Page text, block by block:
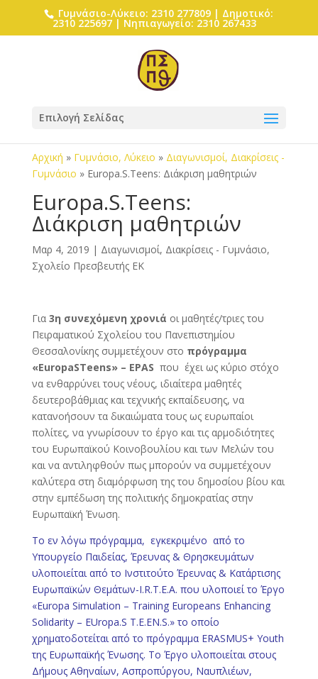
Γυμνάσιο-Λύκειο: 2310 277809 | Δημοτικό:
2310 225697 | Νηπιαγωγείο: 2310 267433
Επιλογή Σελίδας
Αρχική » Γυμνάσιο, Λύκειο » Διαγωνισμοί, Διακρίσεις -
Γυμνάσιο » Europa.S.Teens: Διάκριση μαθητριών
Europa.S.Teens:
Διάκριση μαθητριών
Μαρ 4, 2019 | Διαγωνισμοί, Διακρίσεις - Γυμνάσιο,
Σχολείο Πρεσβευτής ΕΚ
Για 3η συνεχόμενη χρονιά οι μαθητές/τριες του
Πειραματικού Σχολείου του Πανεπιστημίου
Θεσσαλονίκης συμμετέχουν στο πρόγραμμα
«EuropaSTeens» – EPAS που έχει ως κύριο στόχο
να ενθαρρύνει τους νέους, ιδιαίτερα μαθητές
δευτεροβάθμιας και τεχνικής εκπαίδευσης, να
κατανοήσουν τα δικαιώματα τους ως ευρωπαίοι
πολίτες, να γνωρίσουν το έργο και τις αρμοδιότητες
του Ευρωπαϊκού Κοινοβουλίου και των Μελών του
και να αντιληφθούν πως μπορούν να συμμετέχουν
καλύτερα στη διαμόρφωση της του δημοσίου βίου και
στην εμπέδωση της πολιτικής δημοκρατίας στην
Ευρωπαϊκή Ένωση.
Το εν λόγω πρόγραμμα, εγκεκριμένο από το
Υπουργείο Παιδείας, Έρευνας & Θρησκευμάτων
υλοποιείται από το Ινστιτούτο Έρευνας & Κατάρτισης
Ευρωπαϊκών Θεμάτων-I.R.T.E.A. που υλοποιεί το Έργο
«Europa Simulation – Training Europeans Enhancing
Solidarity – EUropa.S T.E.EN.S.» το οποίο
χρηματοδοτείται από το πρόγραμμα ERASMUS+ Youth
της Ευρωπαϊκής Ένωσης. Το Έργο υλοποιείται στους
Δήμους Αθηναίων, Ασπροπύργου, Ναυπλιέων,